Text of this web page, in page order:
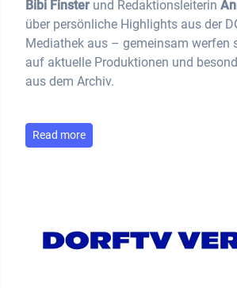
Bibi Finster und Redaktionsleiterin
über persönliche Highlights aus der
Mediathek aus – gemeinsam werfen
auf aktuelle Produktionen und
aus dem Archiv.
Read more